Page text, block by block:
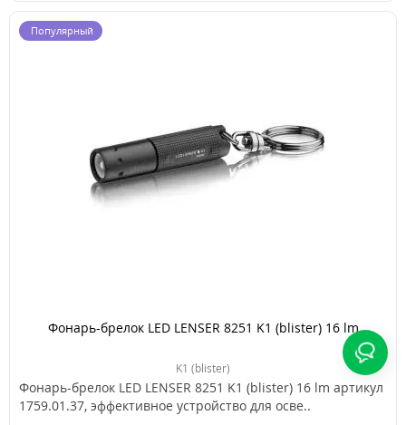
Популярный
Фонарь-брелок LED LENSER 8251 K1 (blister) 16 lm
K1 (blister)
Фонарь-брелок LED LENSER 8251 K1 (blister) 16 lm артикул
1759.01.37, эффективное устройство для осве..